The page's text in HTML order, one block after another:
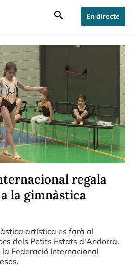
search En directe
regala
la gimnàstica
artística es farà al
dels Petits Estats d'Andorra.
Federació Internacional